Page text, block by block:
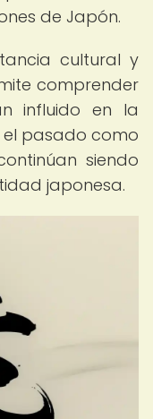
de Japón.
cultural y
comprender
influido en la
pasado como
siendo
japonesa.